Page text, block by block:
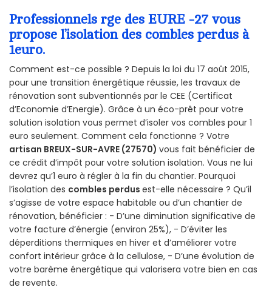
Professionnels rge des EURE -27 vous
propose l’isolation des combles perdus à
1euro.
Comment est-ce possible ? Depuis la loi du 17 août 2015,
pour une transition énergétique réussie, les travaux de
rénovation sont subventionnés par le CEE (Certificat
d’Economie d’Energie). Grâce à un éco-prêt pour votre
solution isolation vous permet d’isoler vos combles pour 1
euro seulement. Comment cela fonctionne ? Votre
artisan BREUX-SUR-AVRE (27570) vous fait bénéficier de
ce crédit d’impôt pour votre solution isolation. Vous ne lui
devrez qu’1 euro à régler à la fin du chantier. Pourquoi
l’isolation des combles perdus est-elle nécessaire ? Qu’il
s’agisse de votre espace habitable ou d’un chantier de
rénovation, bénéficier : - D’une diminution significative de
votre facture d’énergie (environ 25%), - D’éviter les
déperditions thermiques en hiver et d’améliorer votre
confort intérieur grâce à la cellulose, - D’une évolution de
votre barème énergétique qui valorisera votre bien en cas
de revente.